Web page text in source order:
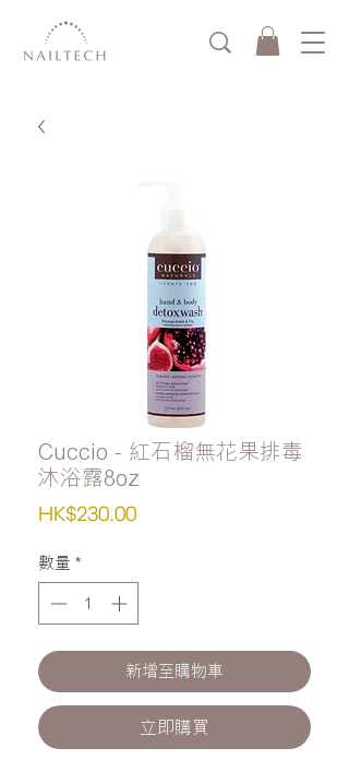
Cuccio - 紅石榴無花果排毒
沐浴露8oz
HK$230.00價
數量 *
新增至購物車
立即購買